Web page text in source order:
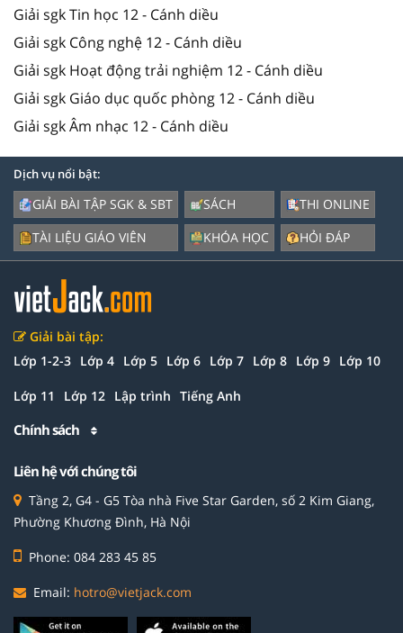
Giải sgk Tin học 12 - Cánh diều
Giải sgk Công nghệ 12 - Cánh diều
Giải sgk Hoạt động trải nghiệm 12 - Cánh diều
Giải sgk Giáo dục quốc phòng 12 - Cánh diều
Giải sgk Âm nhạc 12 - Cánh diều
Dịch vụ nổi bật:
GIẢI BÀI TẬP SGK & SBT
TÀI LIỆU GIÁO VIÊN
SÁCH
KHÓA HỌC
THI ONLINE
HỎI ĐÁP
Giải bài tập:
Lớp 1-2-3 Lớp 4 Lớp 5 Lớp 6 Lớp 7 Lớp 8 Lớp 9 Lớp 10
Lớp 11 Lớp 12 Lập trình Tiếng Anh
Chính sách
Liên hệ với chúng tôi
Tầng 2, G4 - G5 Tòa nhà Five Star Garden, số 2 Kim Giang,
Phường Khương Đình, Hà Nội
Phone: 084 283 45 85
Email: hotro@vietjack.com